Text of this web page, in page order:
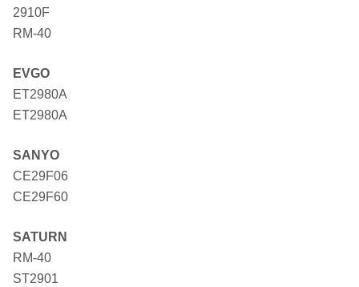
2910F
RM-40
EVGO
ET2980A
ET2980A
SANYO
CE29F06
CE29F60
SATURN
RM-40
ST2901